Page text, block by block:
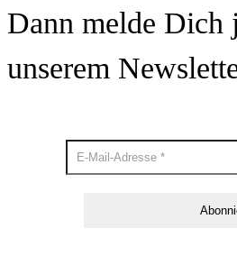
Dann melde Dich
unserem